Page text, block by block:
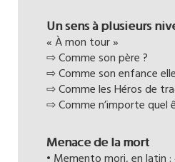
Un sens à plusieurs
« À mon tour »
⇨ Comme son père ?
⇨ Comme son enfance
⇨ Comme les Héros de
⇨ Comme n’importe quel
Menace de la mort